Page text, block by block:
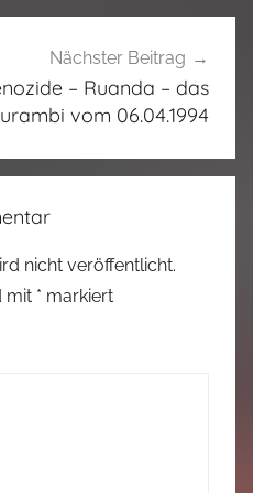
Nächster Beitrag
– Ruanda – das
vom 06.04.1994
nicht veröffentlicht.
mit * markiert